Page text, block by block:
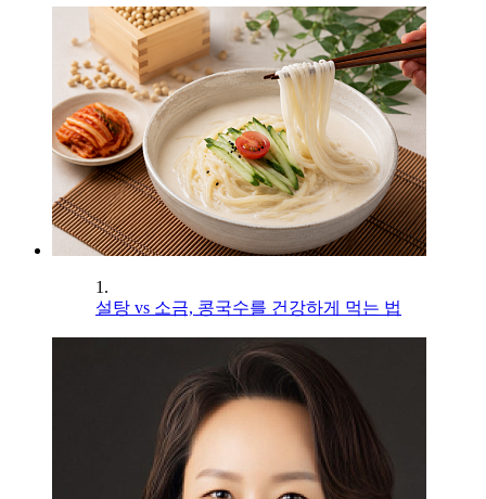
1.
설탕 vs 소금, 콩국수를 건강하게 먹는 법